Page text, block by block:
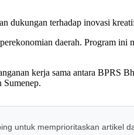
dukungan terhadap inovasi
daerah. Program
kerja sama antara BPRS
Sumenep.
untuk memprioritaskan artikel